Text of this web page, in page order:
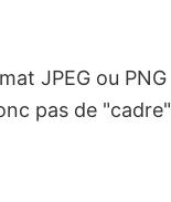
JPEG ou PNG
pas de "cadre"